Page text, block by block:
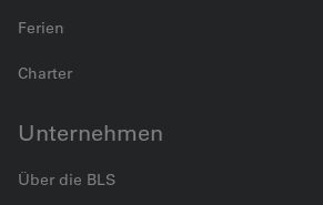
Ferien
Charter
Unternehmen
Über die BLS